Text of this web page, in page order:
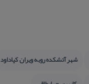
شهر آتشكده روبه ویران كیاداود